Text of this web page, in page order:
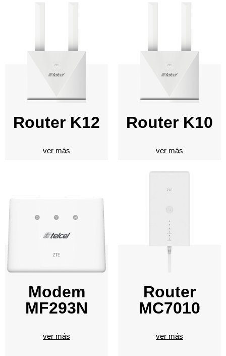
Router K12
ver más
Router K10
ver más
Modem
MF293N
ver más
Router
MC7010
ver más